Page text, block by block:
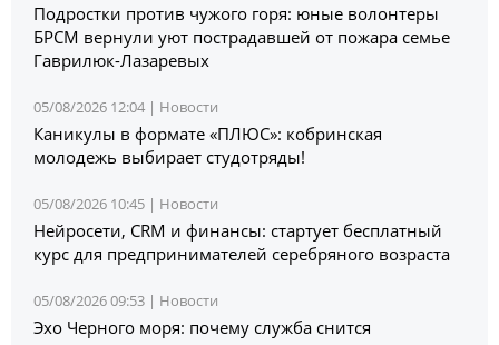
Подростки против чужого горя: юные волонтеры
БРСМ вернули уют пострадавшей от пожара семье
Гаврилюк-Лазаревых
05/08/2026 12:04 | Новости
Каникулы в формате «ПЛЮС»: кобринская
молодежь выбирает студотряды!
05/08/2026 10:45 | Новости
Нейросети, CRM и финансы: стартует бесплатный
курс для предпринимателей серебряного возраста
05/08/2026 09:53 | Новости
Эхо Черного моря: почему служба снится